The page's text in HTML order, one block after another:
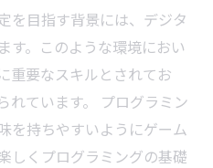
を目指す背景には、デジタ
す。このような環境におい
重要なスキルとされてお
れています。 プログラミン
を持ちやすいようにゲーム
しくプログラミングの基礎